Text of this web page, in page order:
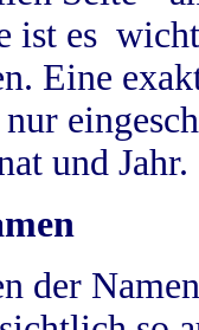
ist es
Eine
und Jahr.
der